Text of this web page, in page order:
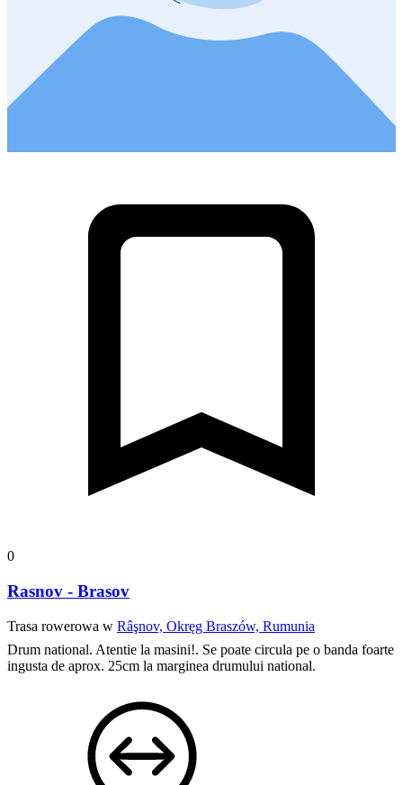
0
Rasnov - Brasov
Trasa rowerowa w Râşnov, Okręg Braszów, Rumunia
Drum national. Atentie la masini!. Se poate circula pe o banda foarte
ingusta de aprox. 25cm la marginea drumului national.